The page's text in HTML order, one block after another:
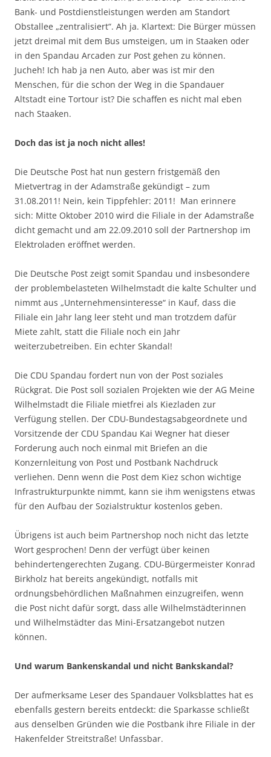
Bank- und Postdienstleistungen werden am Standort
Obstallee „zentralisiert“. Ah ja. Klartext: Die Bürger müssen
jetzt dreimal mit dem Bus umsteigen, um in Staaken oder
in den Spandau Arcaden zur Post gehen zu können.
Jucheh! Ich hab ja nen Auto, aber was ist mir den
Menschen, für die schon der Weg in die Spandauer
Altstadt eine Tortour ist? Die schaffen es nicht mal eben
nach Staaken.
Doch das ist ja noch nicht alles!
Die Deutsche Post hat nun gestern fristgemäß den
Mietvertrag in der Adamstraße gekündigt – zum
31.08.2011! Nein, kein Tippfehler: 2011! Man erinnere
sich: Mitte Oktober 2010 wird die Filiale in der Adamstraße
dicht gemacht und am 22.09.2010 soll der Partnershop im
Elektroladen eröffnet werden.
Die Deutsche Post zeigt somit Spandau und insbesondere
der problembelasteten Wilhelmstadt die kalte Schulter und
nimmt aus „Unternehmensinteresse“ in Kauf, dass die
Filiale ein Jahr lang leer steht und man trotzdem dafür
Miete zahlt, statt die Filiale noch ein Jahr
weiterzubetreiben. Ein echter Skandal!
Die CDU Spandau fordert nun von der Post soziales
Rückgrat. Die Post soll sozialen Projekten wie der AG Meine
Wilhelmstadt die Filiale mietfrei als Kiezladen zur
Verfügung stellen. Der CDU-Bundestagsabgeordnete und
Vorsitzende der CDU Spandau Kai Wegner hat dieser
Forderung auch noch einmal mit Briefen an die
Konzernleitung von Post und Postbank Nachdruck
verliehen. Denn wenn die Post dem Kiez schon wichtige
Infrastrukturpunkte nimmt, kann sie ihm wenigstens etwas
für den Aufbau der Sozialstruktur kostenlos geben.
Übrigens ist auch beim Partnershop noch nicht das letzte
Wort gesprochen! Denn der verfügt über keinen
behindertengerechten Zugang. CDU-Bürgermeister Konrad
Birkholz hat bereits angekündigt, notfalls mit
ordnungsbehördlichen Maßnahmen einzugreifen, wenn
die Post nicht dafür sorgt, dass alle Wilhelmstädterinnen
und Wilhelmstädter das Mini-Ersatzangebot nutzen
können.
Und warum Bankenskandal und nicht Bankskandal?
Der aufmerksame Leser des Spandauer Volksblattes hat es
ebenfalls gestern bereits entdeckt: die Sparkasse schließt
aus denselben Gründen wie die Postbank ihre Filiale in der
Hakenfelder Streitstraße! Unfassbar.